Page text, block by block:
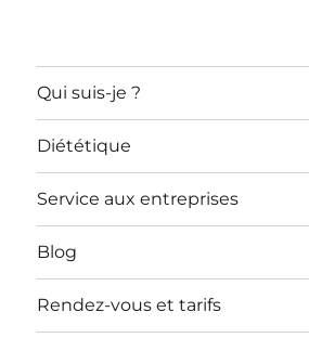
Qui suis-je ?
Diététique
Service aux entreprises
Blog
Rendez-vous et tarifs